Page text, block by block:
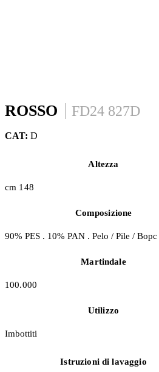
ROSSO FD24 827D
CAT: D
Altezza
cm 148
Composizione
90% PES . 10% PAN . Pelo / Pile /
Martindale
100.000
Utilizzo
Imbottiti
Istruzioni di lavaggio